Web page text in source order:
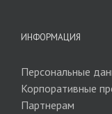
ИНФОРМАЦИЯ
Персональные
Корпоративные
Партнерам